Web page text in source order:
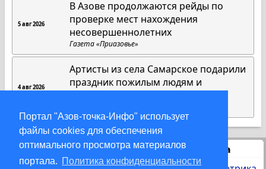
Портал "Азов-точка-Инфо" использует
файлы cookies для обеспечения
оптимального просмотра материалов
портала. Политика конфиденциальности
5 авг 2026
В Азове продолжаются рейды по
проверке мест нахождения
несовершеннолетних
Газета «Приазовье»
4 авг 2026
Артисты из села Самарское подарили
праздник пожилым людям и
Статистика